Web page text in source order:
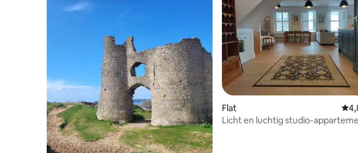
Flat
Licht en luchtig studio-